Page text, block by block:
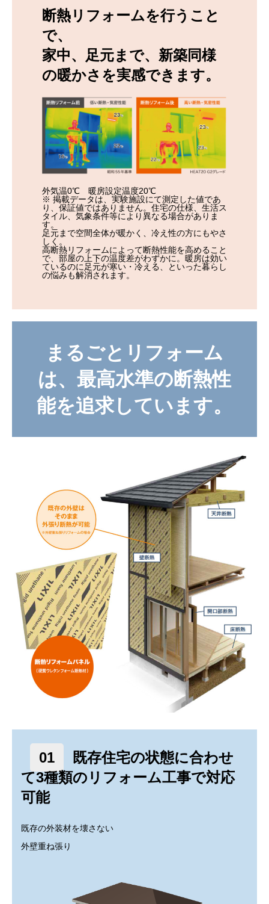
断熱リフォームを行うこと
で、
家中、足元まで、新築同様
の暖かさを実感できます。
外気温0℃ 暖房設定温度20℃
※ 掲載データは、実験施設にて測定した値であ
り、保証値ではありません。住宅の仕様、生活ス
タイル、気象条件等により異なる場合がありま
す。
足元まで空間全体が暖かく、冷え性の方にもやさ
しく。
高断熱リフォームによって断熱性能を高めること
で、部屋の上下の温度差がわずかに。暖房は効い
ているのに足元が寒い・冷える、といった暮らし
の悩みも解消されます。
まるごとリフォーム
は、最高水準の断熱性
能を追求しています。
01
既存住宅の状態に合わせ
て3種類のリフォーム工事で対応
可能
既存の外装材を壊さない
外壁重ね張り